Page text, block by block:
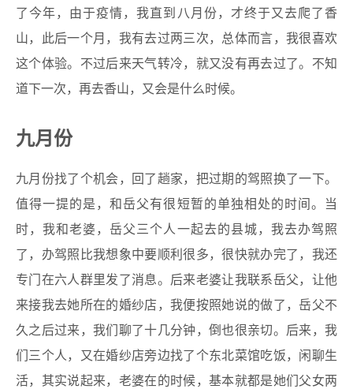
了今年，由于疫情，我直到八月份，才终于又去爬了香
山，此后一个月，我有去过两三次，总体而言，我很喜欢
这个体验。不过后来天气转冷，就又没有再去过了。不知
道下一次，再去香山，又会是什么时候。
九月份
九月份找了个机会，回了趟家，把过期的驾照换了一下。
值得一提的是，和岳父有很短暂的单独相处的时间。当
时，我和老婆，岳父三个人一起去的县城，我去办驾照
了，办驾照比我想象中要顺利很多，很快就办完了，我还
专门在六人群里发了消息。后来老婆让我联系岳父，让他
来接我去她所在的婚纱店，我便按照她说的做了，岳父不
久之后过来，我们聊了十几分钟，倒也很亲切。后来，我
们三个人，又在婚纱店旁边找了个东北菜馆吃饭，闲聊生
活，其实说起来，老婆在的时候，基本就都是她们父女两